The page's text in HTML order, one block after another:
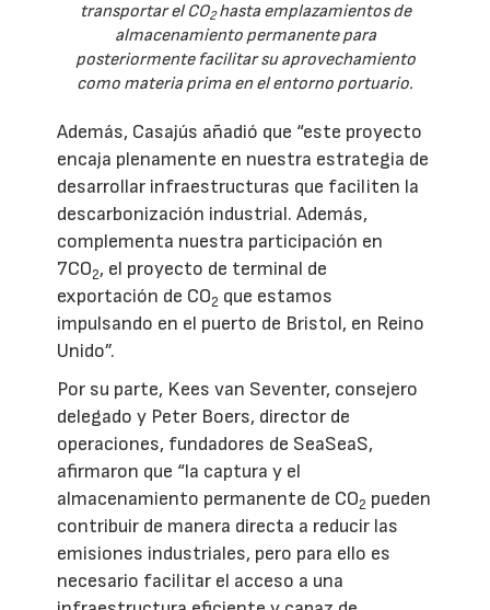
transportar el CO2hasta emplazamientos de
almacenamiento permanente para
posteriormente facilitar su aprovechamiento
como materia prima en el entorno portuario.
Además, Casajús añadió que “este proyecto
encaja plenamente en nuestra estrategia de
desarrollar infraestructuras que faciliten la
descarbonización industrial. Además,
complementa nuestra participación en
7CO2, el proyecto de terminal de
exportación de CO2 que estamos
impulsando en el puerto de Bristol, en Reino
Unido”.
Por su parte, Kees van Seventer, consejero
delegado y Peter Boers, director de
operaciones, fundadores de SeaSeaS,
afirmaron que “la captura y el
almacenamiento permanente de CO2 pueden
contribuir de manera directa a reducir las
emisiones industriales, pero para ello es
necesario facilitar el acceso a una